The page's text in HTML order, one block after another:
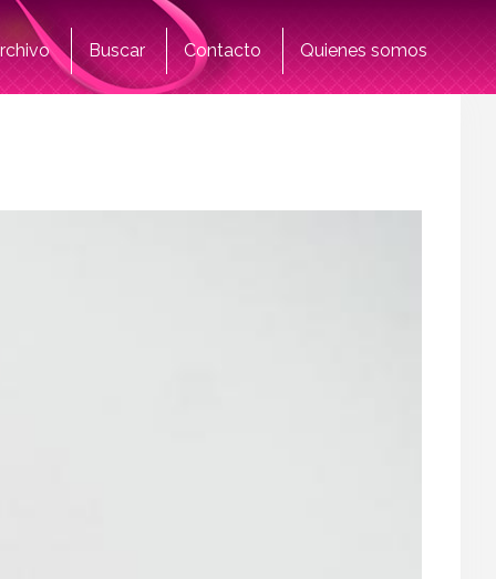
Buscar Contacto Quienes somos